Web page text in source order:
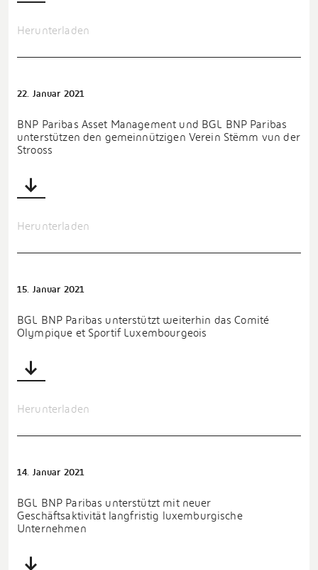
Herunterladen
22. Januar 2021
BNP Paribas Asset Management und BGL BNP Paribas
unterstützen den gemeinnützigen Verein Stëmm vun der
Strooss
Herunterladen
15. Januar 2021
BGL BNP Paribas unterstützt weiterhin das Comité
Olympique et Sportif Luxembourgeois
Herunterladen
14. Januar 2021
BGL BNP Paribas unterstützt mit neuer
Geschäftsaktivität langfristig luxemburgische
Unternehmen